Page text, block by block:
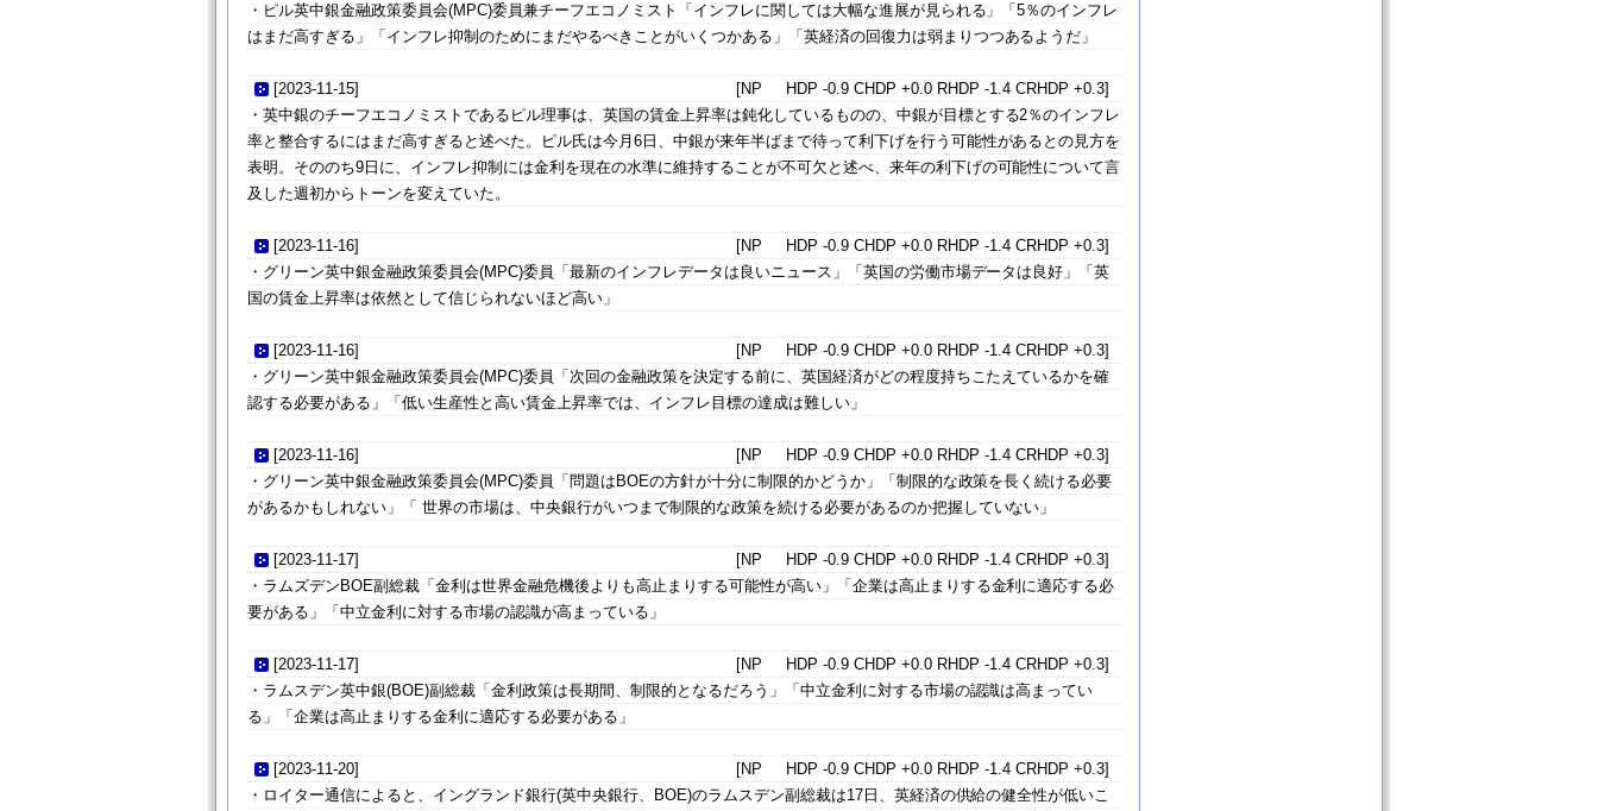
・ピル英中銀金融政策委員会(MPC)委員兼チーフエコノミスト「インフレに関しては大幅な進展が見られる」「5％のインフレ
はまだ高すぎる」「インフレ抑制のためにまだやるべきことがいくつかある」「英経済の回復力は弱まりつつあるようだ」
[2023-11-15]
[NP HDP -0.9 CHDP +0.0 RHDP -1.4 CRHDP +0.3]
・英中銀のチーフエコノミストであるピル理事は、英国の賃金上昇率は鈍化しているものの、中銀が目標とする2％のインフレ
率と整合するにはまだ高すぎると述べた。ピル氏は今月6日、中銀が来年半ばまで待って利下げを行う可能性があるとの見方を
表明。そののち9日に、インフレ抑制には金利を現在の水準に維持することが不可欠と述べ、来年の利下げの可能性について言
及した週初からトーンを変えていた。
[2023-11-16]
[NP HDP -0.9 CHDP +0.0 RHDP -1.4 CRHDP +0.3]
・グリーン英中銀金融政策委員会(MPC)委員「最新のインフレデータは良いニュース」「英国の労働市場データは良好」「英
国の賃金上昇率は依然として信じられないほど高い」
[2023-11-16]
[NP HDP -0.9 CHDP +0.0 RHDP -1.4 CRHDP +0.3]
・グリーン英中銀金融政策委員会(MPC)委員「次回の金融政策を決定する前に、英国経済がどの程度持ちこたえているかを確
認する必要がある」「低い生産性と高い賃金上昇率では、インフレ目標の達成は難しい」
[2023-11-16]
[NP HDP -0.9 CHDP +0.0 RHDP -1.4 CRHDP +0.3]
・グリーン英中銀金融政策委員会(MPC)委員「問題はBOEの方針が十分に制限的かどうか」「制限的な政策を長く続ける必要
があるかもしれない」「 世界の市場は、中央銀行がいつまで制限的な政策を続ける必要があるのか把握していない」
[2023-11-17]
[NP HDP -0.9 CHDP +0.0 RHDP -1.4 CRHDP +0.3]
・ラムズデンBOE副総裁「金利は世界金融危機後よりも高止まりする可能性が高い」「企業は高止まりする金利に適応する必
要がある」「中立金利に対する市場の認識が高まっている」
[2023-11-17]
[NP HDP -0.9 CHDP +0.0 RHDP -1.4 CRHDP +0.3]
・ラムスデン英中銀(BOE)副総裁「金利政策は長期間、制限的となるだろう」「中立金利に対する市場の認識は高まってい
る」「企業は高止まりする金利に適応する必要がある」
[2023-11-20]
[NP HDP -0.9 CHDP +0.0 RHDP -1.4 CRHDP +0.3]
・ロイター通信によると、イングランド銀行(英中央銀行、BOE)のラムスデン副総裁は17日、英経済の供給の健全性が低いこ